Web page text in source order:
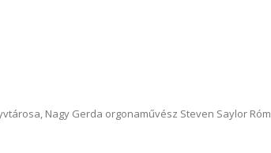
Nagy Gerda orgonaművész Steven Saylor